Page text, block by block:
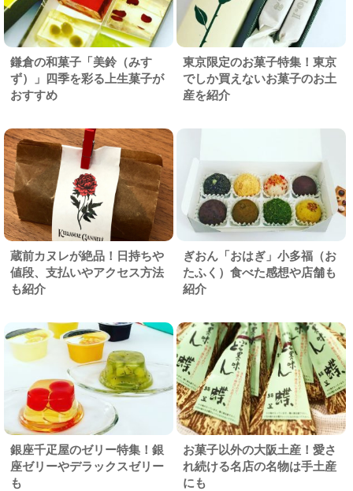
鎌倉の和菓子「美鈴（みす
ず）」四季を彩る上生菓子が
おすすめ
東京限定のお菓子特集！東京
でしか買えないお菓子のお土
産を紹介
蔵前カヌレが絶品！日持ちや
値段、支払いやアクセス方法
も紹介
ぎおん「おはぎ」小多福（お
たふく）食べた感想や店舗も
紹介
銀座千疋屋のゼリー特集！銀
座ゼリーやデラックスゼリー
も
お菓子以外の大阪土産！愛さ
れ続ける名店の名物は手土産
にも